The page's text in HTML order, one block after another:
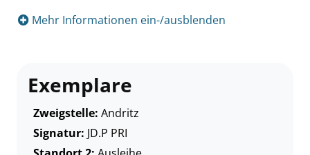
Mehr Informationen ein-/ausblenden
Exemplare
Zweigstelle: Andritz
Signatur: JD.P PRI